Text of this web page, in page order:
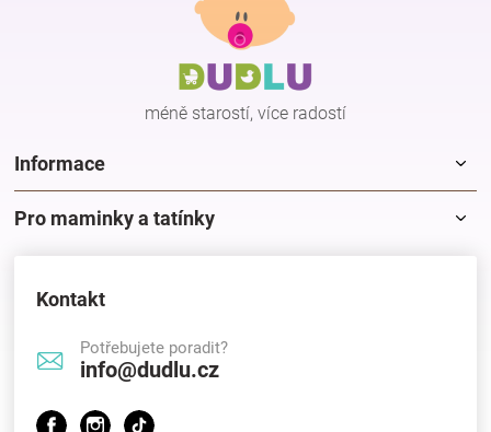
d
a
c
í
p
r
méně starostí, více radostí
Informace
Pro maminky a tatínky
Kontakt
Potřebujete poradit?
info@dudlu.cz